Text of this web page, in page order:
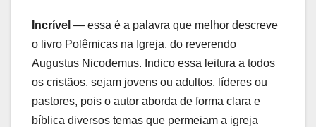
Incrível — essa é a palavra que melhor descreve
o livro Polêmicas na Igreja, do reverendo
Augustus Nicodemus. Indico essa leitura a todos
os cristãos, sejam jovens ou adultos, líderes ou
pastores, pois o autor aborda de forma clara e
bíblica diversos temas que permeiam a igreja